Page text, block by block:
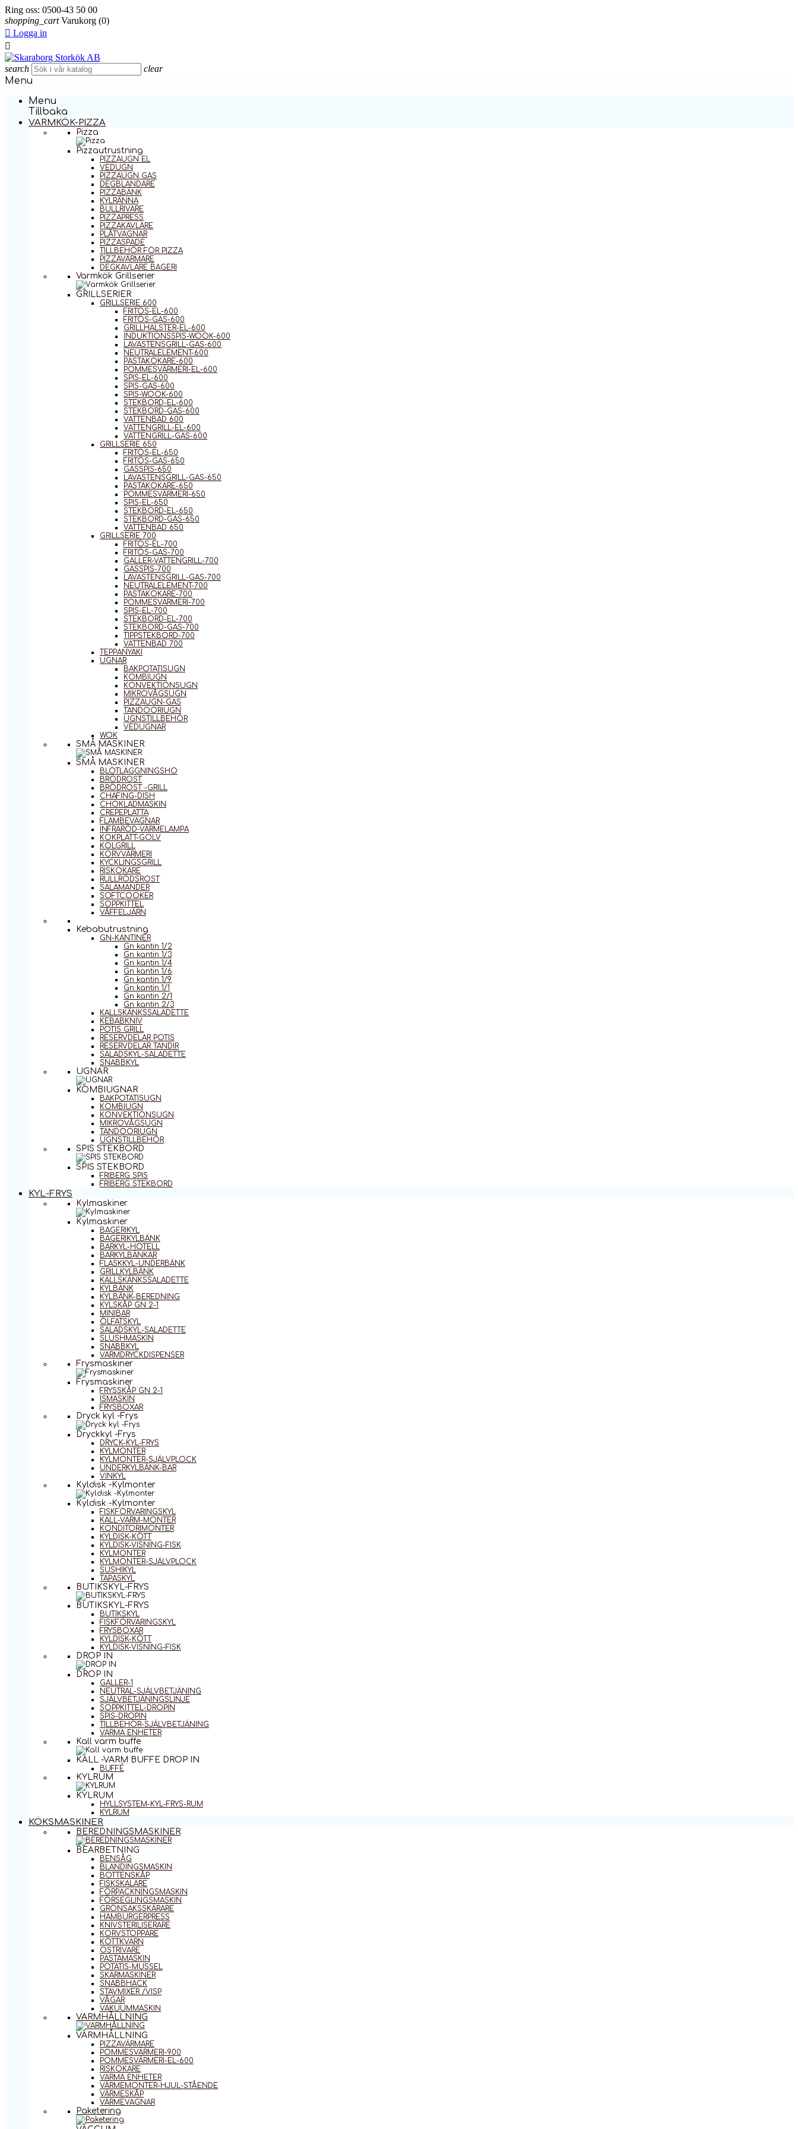
Ring oss: 0500-43 50 00
shopping_cart Varukorg (0)
 Logga in

search clear
Menu
Menu
Tillbaka
VARMKÖK-PIZZA
Pizza
Pizzautrustning
PIZZAUGN EL
VEDUGN
PIZZAUGN GAS
DEGBLANDARE
PIZZABÄNK
KYLRÄNNA
BULLRIVARE
PIZZAPRESS
PIZZAKAVLARE
PLÅTVAGNAR
PIZZASPADE
TILLBEHÖR FÖR PIZZA
PIZZAVÄRMARE
DEGKAVLARE BAGERI
Varmkök Grillserier
GRILLSERIER
GRILLSERIE 600
FRITÖS-EL-600
FRITÖS-GAS-600
GRILLHALSTER-EL-600
INDUKTIONSSPIS-WOOK-600
LAVASTENSGRILL-GAS-600
NEUTRALELEMENT-600
PASTAKOKARE-600
POMMESVÄRMERI-EL-600
SPIS-EL-600
SPIS-GAS-600
SPIS-WOOK-600
STEKBORD-EL-600
STEKBORD-GAS-600
VATTENBAD 600
VATTENGRILL-EL-600
VATTENGRILL-GAS-600
GRILLSERIE 650
FRITÖS-EL-650
FRITÖS-GAS-650
GASSPIS-650
LAVASTENSGRILL-GAS-650
PASTAKOKARE-650
POMMESVÄRMERI-650
SPIS-EL-650
STEKBORD-EL-650
STEKBORD-GAS-650
VATTENBAD 650
GRILLSERIE 700
FRITÖS-EL-700
FRITÖS-GAS-700
GALLER-VATTENGRILL-700
GASSPIS-700
LAVASTENSGRILL-GAS-700
NEUTRALELEMENT-700
PASTAKOKARE-700
POMMESVÄRMERI-700
SPIS-EL-700
STEKBORD-EL-700
STEKBORD-GAS-700
TIPPSTEKBORD-700
VATTENBAD 700
TEPPANYAKI
UGNAR
BAKPOTATISUGN
KOMBIUGN
KONVEKTIONSUGN
MIKROVÅGSUGN
PIZZAUGN-GAS
TANDOORIUGN
UGNSTILLBEHÖR
VEDUGNAR
WOK
SMÅ MASKINER
SMÅ MASKINER
BLÖTLÄGGNINGSHO
BRÖDROST
BRÖDROST -GRILL
CHAFING-DISH
CHOKLADMASKIN
CREPEPLATTA
FLAMBEVAGNAR
INFRARÖD-VÄRMELAMPA
KOKPLATT-GOLV
KOLGRILL
KORVVÄRMERI
KYCKLINGSGRILL
RISKOKARE
RULLRÖDSROST
SALAMANDER
SOFTCOOKER
SOPPKITTEL
VÅFFELJÄRN
Kebabutrustning
GN-KANTINER
Gn kantin 1/2
Gn kantin 1/3
Gn kantin 1/4
Gn kantin 1/6
Gn kantin 1/9
Gn kantin 1/1
Gn kantin 2/1
Gn kantin 2/3
KALLSKÄNKSSALADETTE
KEBABKNIV
POTIS GRILL
RESERVDELAR POTIS
RESERVDELAR TANDIR
SALADSKYL-SALADETTE
SNABBKYL
UGNAR
KOMBIUGNAR
BAKPOTATISUGN
KOMBIUGN
KONVEKTIONSUGN
MIKROVÅGSUGN
TANDOORIUGN
UGNSTILLBEHÖR
SPIS STEKBORD
SPIS STEKBORD
FRIBERG SPIS
FRIBERG STEKBORD
KYL-FRYS
Kylmaskiner
Kylmaskiner
BAGERIKYL
BAGERIKYLBÄNK
BARKYL-HOTELL
BARKYLBÄNKAR
FLASKKYL-UNDERBÄNK
GRILLKYLBÄNK
KALLSKÄNKSSALADETTE
KYLBÄNK
KYLBÄNK-BEREDNING
KYLSKÅP GN 2-1
MINIBAR
ÖLFATSKYL
SALADSKYL-SALADETTE
SLUSHMASKIN
SNABBKYL
VARMDRYCKDISPENSER
Frysmaskiner
Frysmaskiner
FRYSSKÅP GN 2-1
ISMASKIN
FRYSBOXAR
Dryck kyl -Frys
Dryckkyl -Frys
DRYCK-KYL-FRYS
KYLMONTER
KYLMONTER-SJÄLVPLOCK
UNDERKYLBÄNK-BAR
VINKYL
Kyldisk -Kylmonter
Kyldisk -Kylmonter
FISKFÖRVARINGSKYL
KALL-VARM-MONTER
KONDITORIMONTER
KYLDISK-KÖTT
KYLDISK-VISNING-FISK
KYLMONTER
KYLMONTER-SJÄLVPLOCK
SUSHIKYL
TAPASKYL
BUTIKSKYL-FRYS
BUTIKSKYL-FRYS
BUTIKSKYL
FISKFÖRVARINGSKYL
FRYSBOXAR
KYLDISK-KÖTT
KYLDISK-VISNING-FISK
DROP IN
DROP IN
GALLER-1
NEUTRAL-SJÄLVBETJÄNING
SJÄLVBETJÄNINGSLINJE
SOPPKITTEL-DROPIN
SPIS-DROPIN
TILLBEHÖR-SJÄLVBETJÄNING
VARMA ENHETER
Kall varm buffe
KALL -VARM BUFFE DROP IN
BUFFÉ
KYLRUM
KYLRUM
HYLLSYSTEM-KYL-FRYS-RUM
KYLRUM
KÖKSMASKINER
BEREDNINGSMASKINER
BEARBETNING
BENSÅG
BLANDINGSMASKIN
BOTTENSKÅP
FISKSKALARE
FÖRPACKNINGSMASKIN
FÖRSEGLINGSMASKIN
GRÖNSAKSSKÄRARE
HAMBURGERPRESS
KNIVSTERILISERARE
KORVSTOPPARE
KÖTTKVARN
OSTRIVARE
PASTAMASKIN
POTATIS-MUSSEL
SKÄRMASKINER
SNABBHACK
STAVMIXER /VISP
VÅGAR
VAKUUMMASKIN
VARMHÅLLNING
VARMHÅLLNING
PIZZAVÄRMARE
POMMESVÄRMERI-900
POMMESVÄRMERI-EL-600
RISKOKARE
VARMA ENHETER
VÄRMEMONTER-HJUL-STÅENDE
VÄRMESKÅP
VÄRMEVAGNAR
Paketering